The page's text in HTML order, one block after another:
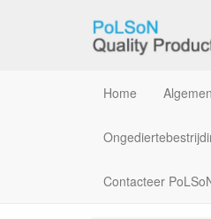
Home
Contacteer